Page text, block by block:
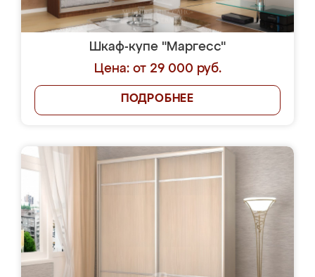
Шкаф-купе "Маргесс"
Цена: от 29 000 руб.
ПОДРОБНЕЕ